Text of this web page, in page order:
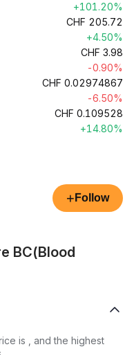
+101.20%
CHF 205.72
+4.50%
CHF 3.98
-0.90%
CHF 0.02974867
-6.50%
CHF 0.109528
+14.80%
+ Follow
BC(Blood
is , and the highest